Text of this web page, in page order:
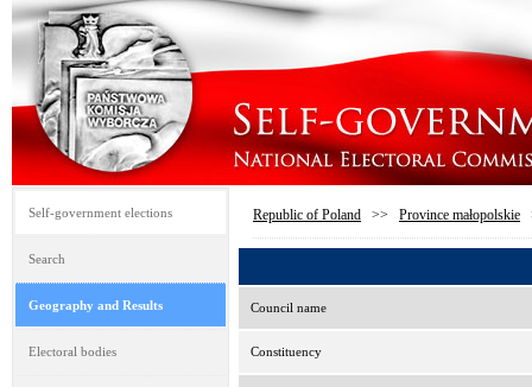
Self-government elections
Search
Geography and Results
Electoral bodies
Republic of Poland >> Province małopolskie
Council name
Constituency